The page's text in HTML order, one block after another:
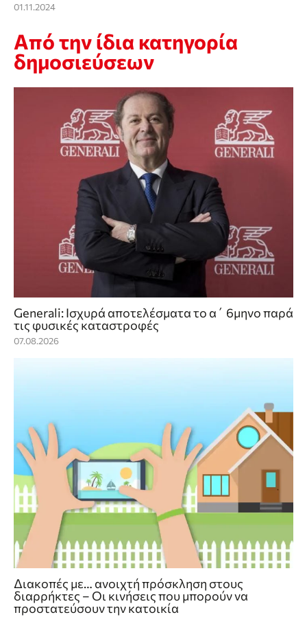
01.11.2024
Από την ίδια κατηγορία
δημοσιεύσεων
Generali: Ισχυρά αποτελέσματα το α΄ 6μηνο παρά
τις φυσικές καταστροφές
07.08.2026
Διακοπές με… ανοιχτή πρόσκληση στους
διαρρήκτες – Οι κινήσεις που μπορούν να
προστατεύσουν την κατοικία